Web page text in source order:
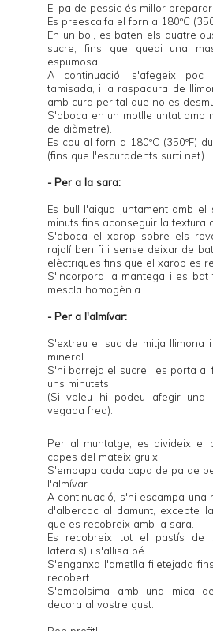
El pa de pessic és millor
Es preescalfa el forn a 180ºC
En un bol, es baten els quatre
sucre, fins que quedi una
espumosa.
A continuació, s'afegeix
tamisada, i la raspadura de
amb cura per tal que no es
S'aboca en un motlle untat amb
de diàmetre).
Es cou al forn a 180ºC (350ºF)
(fins que l'escuradents surti net).
- Per a la sara:
Es bull l'aigua juntament amb
minuts fins aconseguir la textura
S'aboca el xarop sobre els
rajolí ben fi i sense deixar de
elèctriques fins que el xarop es
S'incorpora la mantega i es bat
mescla homogènia.
- Per a l'almívar:
S'extreu el suc de mitja llimona
mineral.
S'hi barreja el sucre i es porta al
uns minutets.
(Si voleu hi podeu afegir una
vegada fred).
Per al muntatge, es divideix el
capes del mateix gruix.
S'empapa cada capa de pa de
l'almívar.
A continuació, s'hi escampa una
d'albercoc al damunt, excepte
que es recobreix amb la sara.
Es recobreix tot el pastís de
laterals) i s'allisa bé.
S'enganxa l'ametlla filetejada
recobert.
S'empolsima amb una mica
decora al vostre gust.